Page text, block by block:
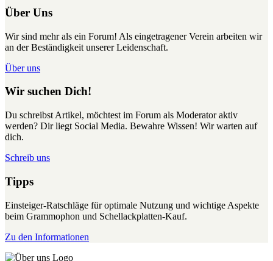
Über Uns
Wir sind mehr als ein Forum! Als eingetragener Verein arbeiten wir
an der Beständigkeit unserer Leidenschaft.
Über uns
Wir suchen Dich!
Du schreibst Artikel, möchtest im Forum als Moderator aktiv
werden? Dir liegt Social Media. Bewahre Wissen! Wir warten auf
dich.
Schreib uns
Tipps
Einsteiger-Ratschläge für optimale Nutzung und wichtige Aspekte
beim Grammophon und Schellackplatten-Kauf.
Zu den Informationen